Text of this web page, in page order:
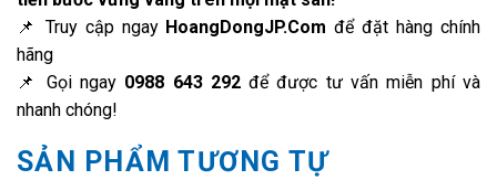
📌 Truy cập ngay HoangDongJP.Com để đặt hàng chính
hãng
📌 Gọi ngay 0988 643 292để được tư vấn miễn phí và
nhanh chóng!
SẢN PHẨM TƯƠNG TỰ